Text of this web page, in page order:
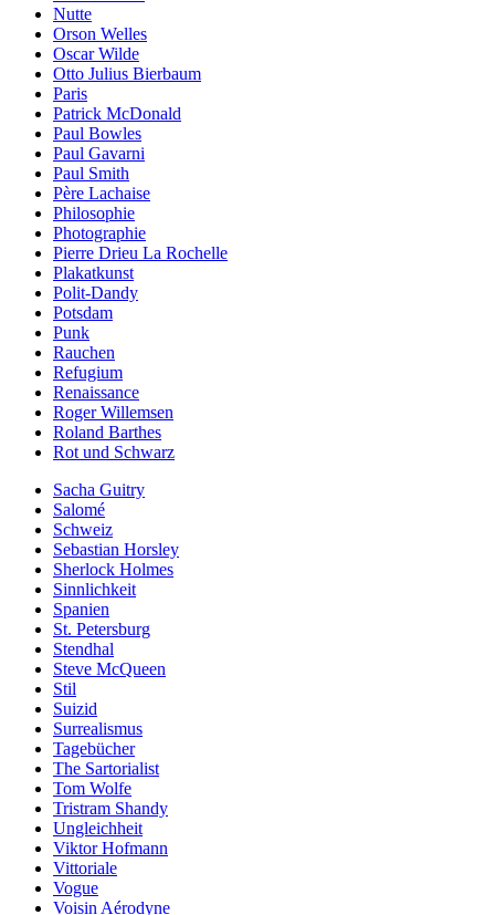
Nutte
Orson Welles
Oscar Wilde
Otto Julius Bierbaum
Paris
Patrick McDonald
Paul Bowles
Paul Gavarni
Paul Smith
Père Lachaise
Philosophie
Photographie
Pierre Drieu La Rochelle
Plakatkunst
Polit-Dandy
Potsdam
Punk
Rauchen
Refugium
Renaissance
Roger Willemsen
Roland Barthes
Rot und Schwarz
Sacha Guitry
Salomé
Schweiz
Sebastian Horsley
Sherlock Holmes
Sinnlichkeit
Spanien
St. Petersburg
Stendhal
Steve McQueen
Stil
Suizid
Surrealismus
Tagebücher
The Sartorialist
Tom Wolfe
Tristram Shandy
Ungleichheit
Viktor Hofmann
Vittoriale
Vogue
Voisin Aérodyne